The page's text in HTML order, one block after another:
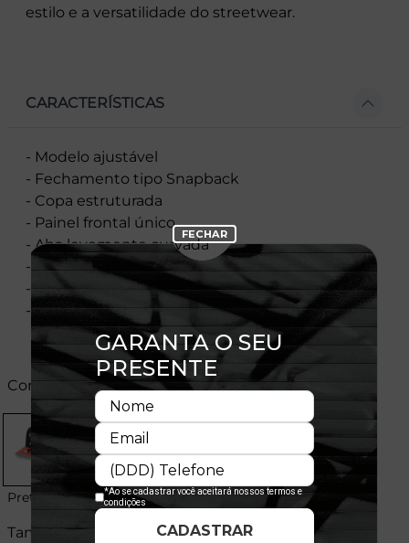
estilo e a versatilidade do streetwear.
CARACTERÍSTICAS
- Modelo ajustável
- Fechamento tipo Snapback
- Copa estruturada
- Painel frontal único
- Aba levemente curvada
- Flag New Era® bordada na lateral esquerda
- Licença oficial
- Composição:
Cores:
Preto
Tamanhos: